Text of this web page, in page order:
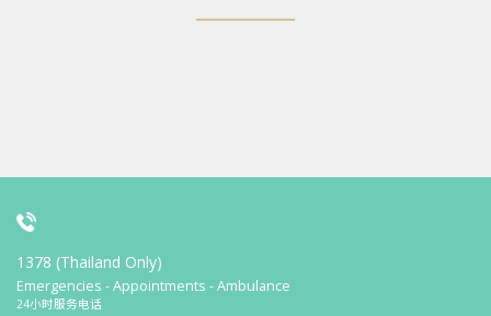
1378 (Thailand Only)
Emergencies - Appointments - Ambulance
24小时服务电话